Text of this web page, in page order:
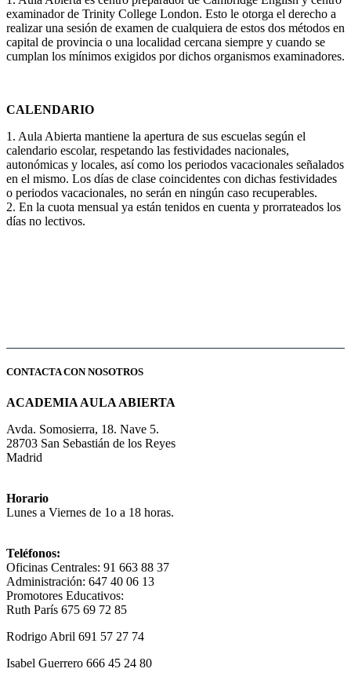
examinador de Trinity College London. Esto le otorga el derecho a
realizar una sesión de examen de cualquiera de estos dos métodos en
capital de provincia o una localidad cercana siempre y cuando se
cumplan los mínimos exigidos por dichos organismos examinadores.
CALENDARIO
1. Aula Abierta mantiene la apertura de sus escuelas según el
calendario escolar, respetando las festividades nacionales,
autonómicas y locales, así como los periodos vacacionales señalados
en el mismo. Los días de clase coincidentes con dichas festividades
o periodos vacacionales, no serán en ningún caso recuperables.
2. En la cuota mensual ya están tenidos en cuenta y prorrateados los
días no lectivos.
CONTACTA CON NOSOTROS
ACADEMIA AULA ABIERTA
Avda. Somosierra, 18. Nave 5.
28703 San Sebastián de los Reyes
Madrid
Horario
Lunes a Viernes de 1o a 18 horas.
Teléfonos:
Oficinas Centrales: 91 663 88 37
Administración: 647 40 06 13
Promotores Educativos:
Ruth París 675 69 72 85
Rodrigo Abril 691 57 27 74
Isabel Guerrero 666 45 24 80